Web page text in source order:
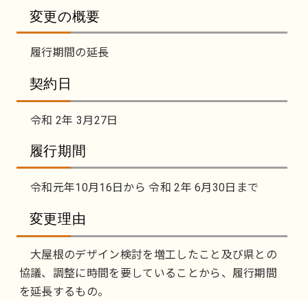
変更の概要
履行期間の延長
契約日
令和 2年 3月27日
履行期間
令和元年10月16日から 令和 2年 6月30日まで
変更理由
大屋根のデザイン検討を増工したこと及び県との
協議、調整に時間を要していることから、履行期間
を延長するもの。